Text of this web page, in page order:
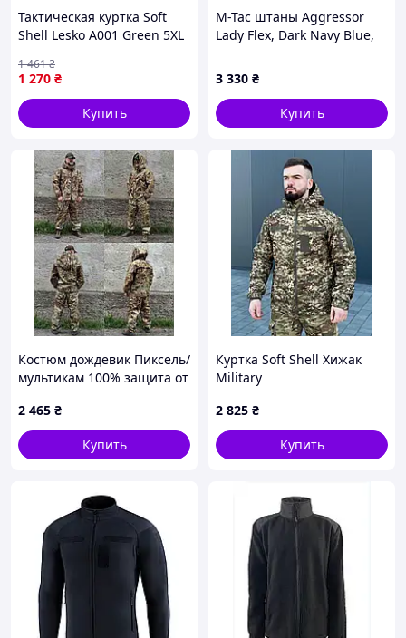
Тактическая куртка Soft
Shell Lesko A001 Green 5XL
1 270 ₴
1 461₴
Купить
M-Tac штаны Aggressor
Lady Flex, Dark Navy Blue,
3 330 ₴
Купить
Костюм дождевик Пиксель/
мультикам 100% защита от
2 465 ₴
Купить
Куртка Soft Shell Хижак
Military
2 825 ₴
Купить